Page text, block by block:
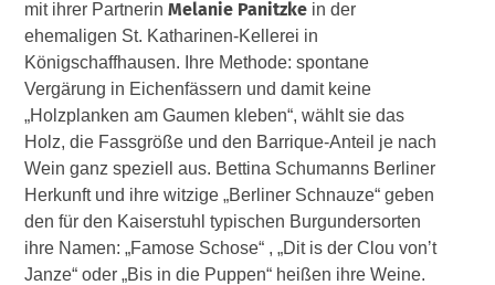
mit ihrer PartnerinMelanie Panitzke in der
ehemaligen St. Katharinen-Kellerei in
Königschaffhausen. Ihre Methode: spontane
Vergärung in Eichenfässern und damit keine
„Holzplanken am Gaumen kleben“, wählt sie das
Holz, die Fassgröße und den Barrique-Anteil je nach
Wein ganz speziell aus. Bettina Schumanns Berliner
Herkunft und ihre witzige „Berliner Schnauze“ geben
den für den Kaiserstuhl typischen Burgundersorten
ihre Namen: „Famose Schose“ , „Dit is der Clou vonʼt
Janze“ oder „Bis in die Puppen“ heißen ihre Weine.